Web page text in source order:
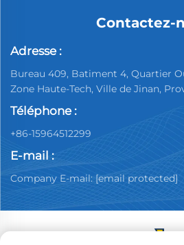
Contactez-
Adresse :
Bureau 409, Batiment 4, Quartier
Zone Haute-Tech, Ville de Jinan,
Téléphone :
+86-15964512299
E-mail :
Company E-mail: [email protected]